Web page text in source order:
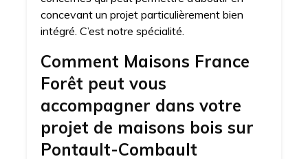
concevant un projet particulièrement bien
intégré. C’est notre spécialité.
Comment Maisons France
Forêt peut vous
accompagner dans votre
projet de maisons bois sur
Pontault-Combault